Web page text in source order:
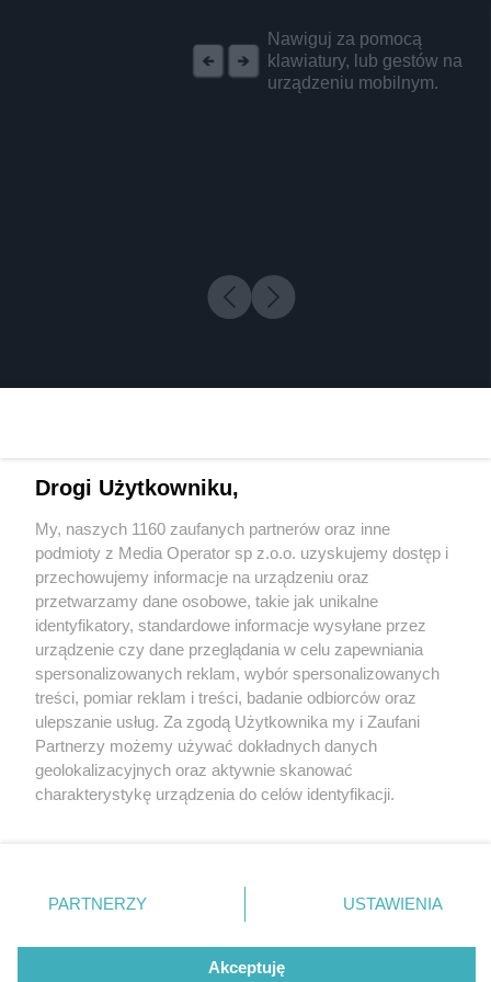
Nawiguj za pomocą
klawiatury, lub gestów na
urządzeniu mobilnym.
4 / 0
Wydawca mediów lokalnych
Nie zapomnij
zapoznać się z:
polityką prywatności regulamin korzystania z portali
Twojemiasto
Piekary Śląskie
Chorzów
Tarnowskie Góry
Gliwice
Skontakuj sięz nami
Kontakt
Wydawca
Redakcja
Drogi Użytkowniku,
My, naszych 1160 zaufanych partnerów oraz inne
podmioty z Media Operator sp z.o.o. uzyskujemy dostęp i
przechowujemy informacje na urządzeniu oraz
przetwarzamy dane osobowe, takie jak unikalne
identyfikatory, standardowe informacje wysyłane przez
urządzenie czy dane przeglądania w celu zapewniania
spersonalizowanych reklam, wybór spersonalizowanych
treści, pomiar reklam i treści, badanie odbiorców oraz
ulepszanie usług. Za zgodą Użytkownika my i Zaufani
Partnerzy możemy używać dokładnych danych
geolokalizacyjnych oraz aktywnie skanować
charakterystykę urządzenia do celów identyfikacji.
zmienić/wycofać klikając przycisk ustawień prywatności
znajdujący się w lewym dolnym rogu strony
rodzaje przetwarzania danych nie wymagają zgody
użytkownika, ale masz prawo sprzeciwić się takiemu
PARTNERZY USTAWIENIA
Akceptuję